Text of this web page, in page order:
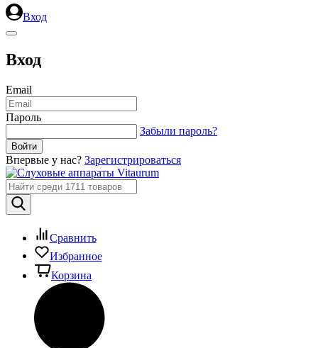
Вход
Вход
Email
Пароль
Забыли пароль?
Впервые у нас? Зарегистрироваться
Сравнить
Избранное
Корзина